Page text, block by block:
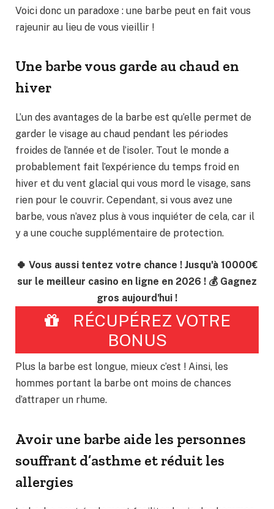
Voici donc un paradoxe : une barbe peut en fait vous
rajeunir au lieu de vous vieillir !
Une barbe vous garde au chaud en
hiver
L’un des avantages de la barbe est qu’elle permet de
garder le visage au chaud pendant les périodes
froides de l’année et de l’isoler. Tout le monde a
probablement fait l’expérience du temps froid en
hiver et du vent glacial qui vous mord le visage, sans
rien pour le couvrir. Cependant, si vous avez une
barbe, vous n’avez plus à vous inquiéter de cela, car il
y a une couche supplémentaire de protection.
🍀 Vous aussi tentez votre chance ! Jusqu'à 10000€
sur le meilleur casino en ligne en 2026 ! 💰 Gagnez
gros aujourd'hui !
RÉCUPÉREZ VOTRE
BONUS
Plus la barbe est longue, mieux c’est ! Ainsi, les
hommes portant la barbe ont moins de chances
d’attraper un rhume.
Avoir une barbe aide les personnes
souffrant d’asthme et réduit les
allergies